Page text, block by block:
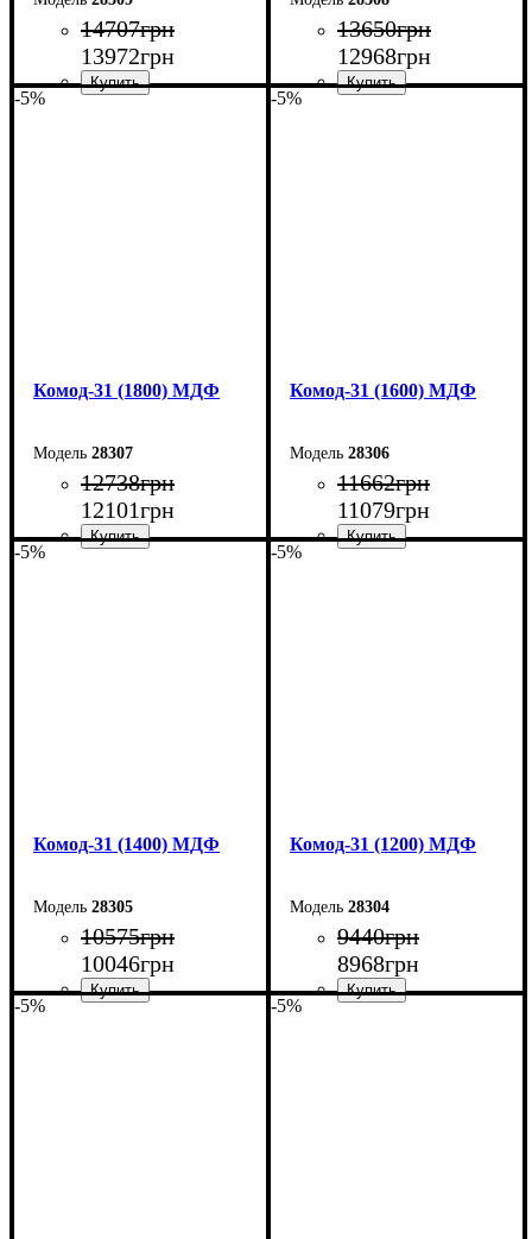
14707грн
13972грн
13650грн
12968грн
-5%
Комод-31 (1800) МДФ
28307
12738грн
12101грн
-5%
Комод-31 (1600) МДФ
28306
11662грн
11079грн
-5%
Комод-31 (1400) МДФ
28305
10575грн
10046грн
-5%
Комод-31 (1200) МДФ
28304
9440грн
8968грн
-5% -5%